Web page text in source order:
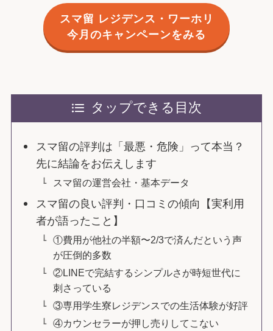
スマ留 レジデンス・ワーホリ
今月のキャンペーンをみる
タップできる目次
スマ留の評判は「最悪・危険」って本当？
先に結論をお伝えします
スマ留の運営会社・基本データ
スマ留の良い評判・口コミの傾向【実利用
者が語ったこと】
①費用が他社の半額〜2/3で済んだという声
が圧倒的多数
②LINEで完結するシンプルさが時短世代に
刺さっている
③専用学生寮レジデンスでの生活体験が好評
④カウンセラーが押し売りしてこない